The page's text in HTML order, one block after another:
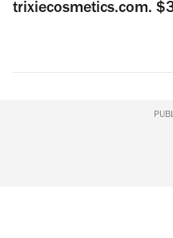
trixiecosmetics.com.